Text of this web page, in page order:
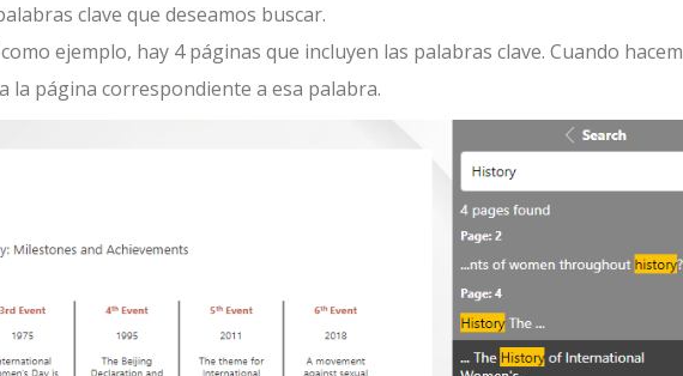
clave que deseamos buscar.
como ejemplo, hay 4 páginas que incluyen las palabras clave. Cuando
la página correspondiente a esa palabra.